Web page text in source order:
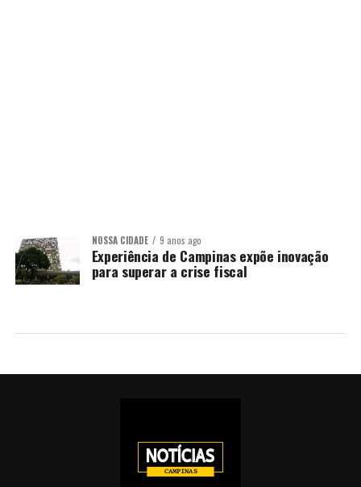
NOSSA CIDADE 9 anos ago
Experiência de Campinas expõe inovação
para superar a crise fiscal